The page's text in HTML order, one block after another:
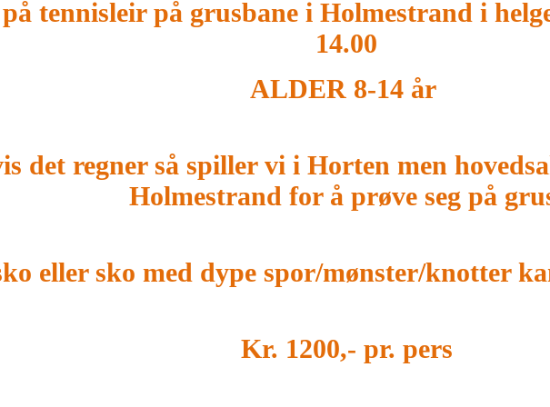
tennisleir på grusbane i Holmestrand i
14.00
ALDER 8-14 år
det regner så spiller vi i Horten men
Holmestrand for å prøve seg på
eller sko med dype spor/mønster/knotter
Kr. 1200,- pr. pers